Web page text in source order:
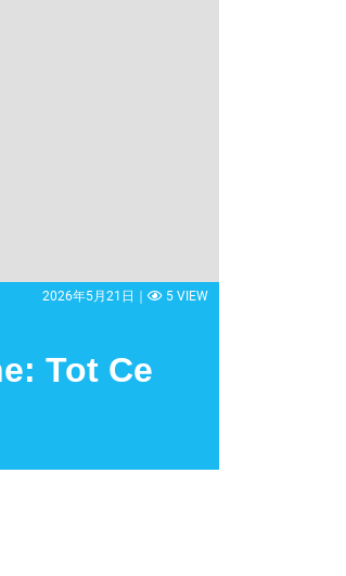
Tot Ce
2026年5月21日｜ 5 VIEW